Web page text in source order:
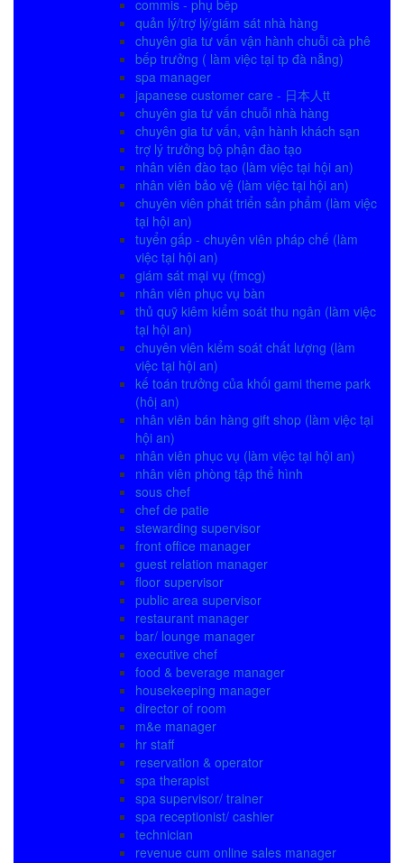
commis - phụ bếp
quản lý/trợ lý/giám sát nhà hàng
chuyên gia tư vấn vận hành chuỗi cà phê
bếp trưởng ( làm việc tại tp đà nẵng)
spa manager
japanese customer care - 日本人tt
chuyên gia tư vấn chuỗi nhà hàng
chuyên gia tư vấn, vận hành khách sạn
trợ lý trưởng bộ phận đào tạo
nhân viên đào tạo (làm việc tại hội an)
nhân viên bảo vệ (làm việc tại hội an)
chuyên viên phát triển sản phẩm (làm việc
tại hội an)
tuyển gấp - chuyên viên pháp chế (làm
việc tại hội an)
giám sát mại vụ (fmcg)
nhân viên phục vụ bàn
thủ quỹ kiêm kiểm soát thu ngân (làm việc
tại hội an)
chuyên viên kiểm soát chất lượng (làm
việc tại hội an)
kế toán trưởng của khối gami theme park
(hôị an)
nhân viên bán hàng gift shop (làm việc tại
hội an)
nhân viên phục vụ (làm việc tại hội an)
nhân viên phòng tập thể hình
sous chef
chef de patie
stewarding supervisor
front office manager
guest relation manager
floor supervisor
public area supervisor
restaurant manager
bar/ lounge manager
executive chef
food & beverage manager
housekeeping manager
director of room
m&e manager
hr staff
reservation & operator
spa therapist
spa supervisor/ trainer
spa receptionist/ cashier
technician
revenue cum online sales manager